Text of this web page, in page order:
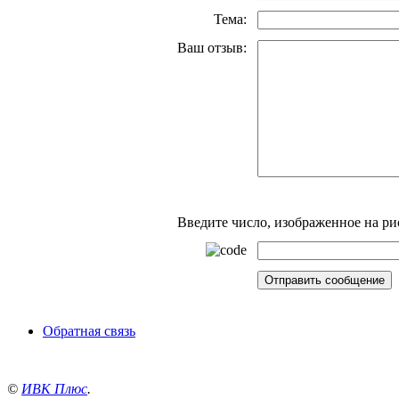
Тема:
Ваш отзыв:
Введите число, изображенное на
Обратная связь
© ИВК Плюс.